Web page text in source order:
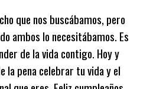
que nos buscábamos, pero
ambos lo necesitábamos. Es
de la vida contigo. Hoy y
la pena celebrar tu vida y el